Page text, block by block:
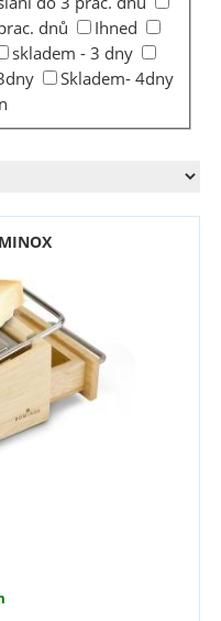
dnů
Ihned
skladem - 3 dny
Skladem- 4dny